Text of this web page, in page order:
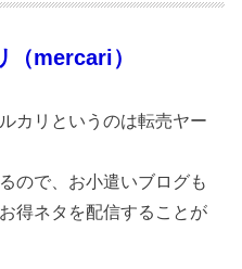
（mercari）
カリというのは転売ヤー
ので、お小遣いブログも
得ネタを配信することが